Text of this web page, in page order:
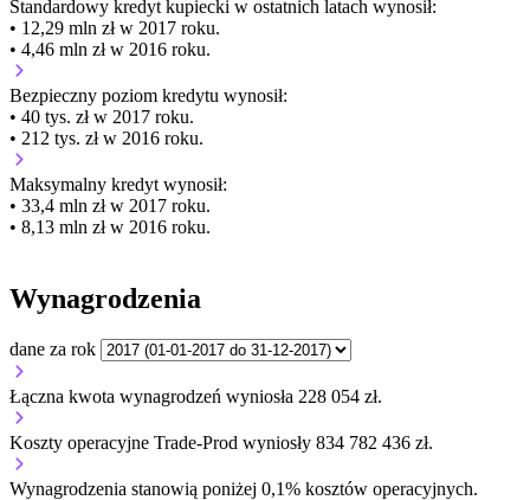
Standardowy kredyt kupiecki w ostatnich latach wynosił:
• 12,29 mln zł w 2017 roku.
• 4,46 mln zł w 2016 roku.
Bezpieczny poziom kredytu wynosił:
• 40 tys. zł w 2017 roku.
• 212 tys. zł w 2016 roku.
Maksymalny kredyt wynosił:
• 33,4 mln zł w 2017 roku.
• 8,13 mln zł w 2016 roku.
Wynagrodzenia
dane za rok
Łączna kwota wynagrodzeń wyniosła 228 054 zł.
Koszty operacyjne Trade-Prod wyniosły 834 782 436 zł.
Wynagrodzenia stanowią poniżej 0,1% kosztów operacyjnych.